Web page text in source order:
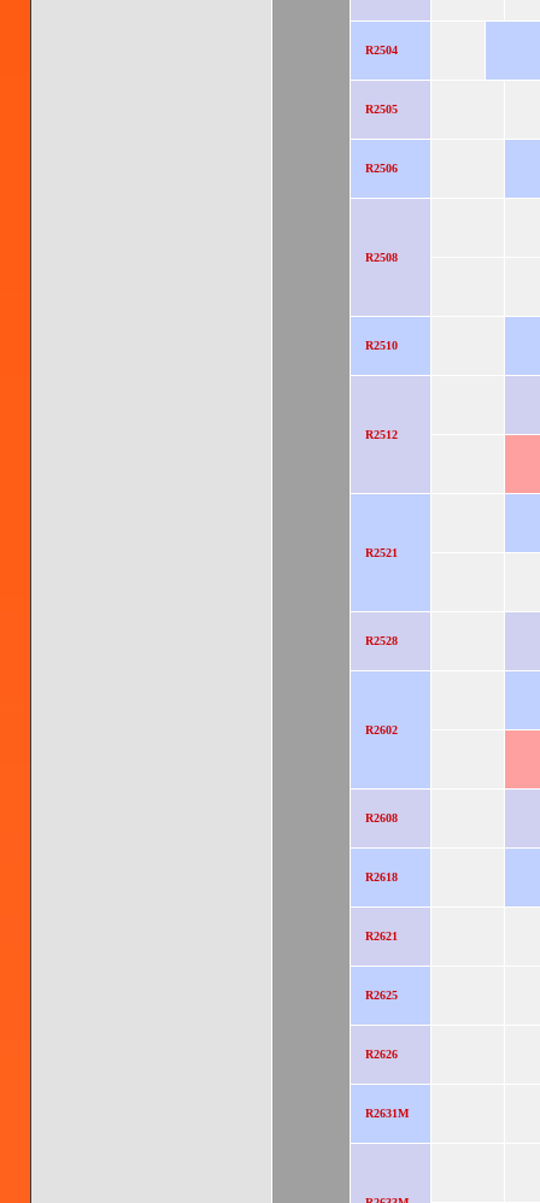
R2504
R2505
R2506
R2508
R2510
R2512
R2521
R2528
R2602
R2608
R2618
R2621
R2625
R2626
R2631M